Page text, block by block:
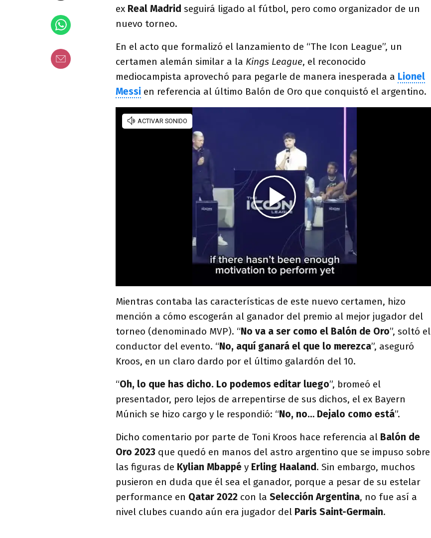
ex Real Madrid seguirá ligado al fútbol, pero como organizador de un
nuevo torneo.
En el acto que formalizó el lanzamiento de “The Icon League”, un
certamen alemán similar a la Kings League, el reconocido
mediocampista aprovechó para pegarle de manera inesperada a Lionel
Messi en referencia al último Balón de Oro que conquistó el argentino.
Mientras contaba las características de este nuevo certamen, hizo
mención a cómo escogerán al ganador del premio al mejor jugador del
torneo (denominado MVP). “No va a ser como el Balón de Oro”, soltó el
conductor del evento. “No, aquí ganará el que lo merezca”, aseguró
Kroos, en un claro dardo por el último galardón del 10.
“Oh, lo que has dicho. Lo podemos editar luego”, bromeó el
presentador, pero lejos de arrepentirse de sus dichos, el ex Bayern
Múnich se hizo cargo y le respondió: “No, no… Dejalo como está”.
Dicho comentario por parte de Toni Kroos hace referencia al Balón de
Oro 2023 que quedó en manos del astro argentino que se impuso sobre
las figuras de Kylian Mbappé y Erling Haaland. Sin embargo, muchos
pusieron en duda que él sea el ganador, porque a pesar de su estelar
performance en Qatar 2022 con la Selección Argentina, no fue así a
nivel clubes cuando aún era jugador del Paris Saint-Germain.